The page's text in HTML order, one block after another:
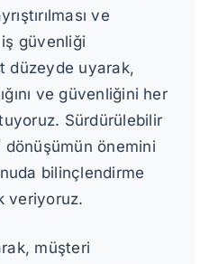
ve
iş güvenliği
düzeyde uyarak,
ve güvenliğini her
Sürdürülebilir
önemini
bilinçlendirme
veriyoruz.
müşteri